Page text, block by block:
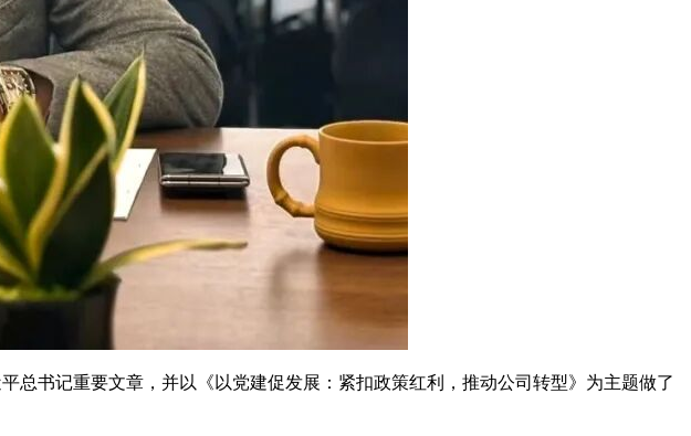
总书记重要文章，并以《以党建促发展：紧扣政策红利，推动公司转型》为主题做了